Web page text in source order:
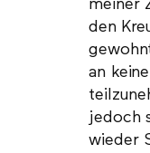
meiner
den
an
jedoch
wieder